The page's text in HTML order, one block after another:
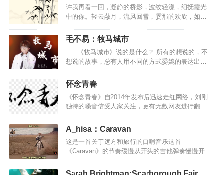
许我再看一回，凝静的桥影，波纹轻漾，细抚霞光
中的你。轻云蔽月，流风回雪，霎那的欢欣，如昙
你，将这一片片布满疮痍的破碎魂灵吸引而来，聚
拢向神秘的幽魅里。作一场幽魅的梦靥，我将永远
依洄在你的温纯里深深迷醉。你愿否？愿否风霜雨
雪，徐步现在未来？你愿否？愿否来世今生，蹁跹
天上人间？ 如果在这片蔚蓝的深海中，你不曾死
去，我愿自断双脚，化为鱼。如果沉寂在无边的黑
妨。答应我，做我的驱魔人，穿越蒙昧，净化我
的…
毛不易：牧马城市
《牧马城市》说的是什么？ 所有的想说的，不
想说的故事，总有人用不同的方式委婉的表达出
逾越的风景，于是反反复复的吟唱或排练单调的动
作，只为了一个赞许的，感同身受的目光。 《牧马
城市》是一首不知该怎么说的歌，但它却很好的表
达了许多人的生活，其中也包括我，一个普普通通
的人，却也有着不普通的梦想。 游走在世界上，每
个角落的人啊，身上背负的岂止是远方，更有坚不
怀念青春
《怀念青春》自2014年发布后迅速走红网络，刘刚
独特的嗓音倍受大家关注，更有无数网友进行翻唱
磨，最终《怀念青春》扎心版也正式上线。与老版
本不同的是，新歌没有之前层层递进的爆发感，整
首歌曲在情绪上做了收敛，刚强中抒发出的柔情气
息代替了原有的宣泄感，张弛有度的情感表达更彰
显了对于青春的怀念。《怀念青春 (扎心版)》歌
词：那时的我们拥有没有污染过的清晨嘀嘀嗒嗒的
A_hisa：Caravan
这是一首关于远方和旅行的口哨音乐这首
《Caravan》的节奏缓慢从开头的吉他弹奏慢慢开始
乎眼泪要落下来听到更多的是无奈迷人的口哨神曲
Sarah Brightman:Scarborough Fair